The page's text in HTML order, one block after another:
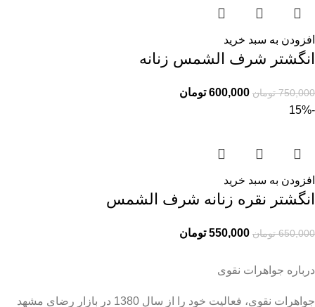
افزودن به سبد خرید
انگشتر شرف الشمس زنانه
750,000 تومان 600,000 تومان
-15%
افزودن به سبد خرید
انگشتر نقره زنانه شرف الشمس
650,000 تومان 550,000 تومان
درباره جواهرات نقوی
جواهرات نقوی، فعالیت خود را از سال 1380 در بازار رضای مشهد